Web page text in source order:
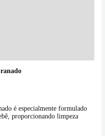
é especialmente formulado
proporcionando limpeza